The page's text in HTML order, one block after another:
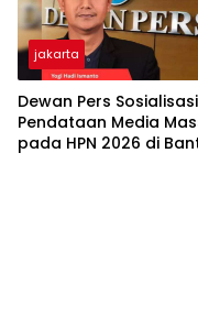
jakarta
Dewan Pers
Pendataan Media
pada HPN 2026 di